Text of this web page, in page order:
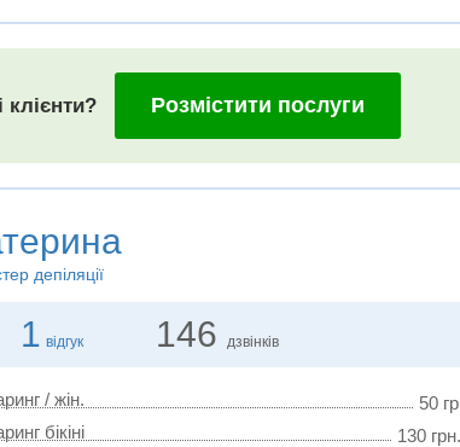
клієнти? Розмістити послуги
депіляції
1 відгук 146 дзвінків
/ жін.
50
бікіні
130 грн.